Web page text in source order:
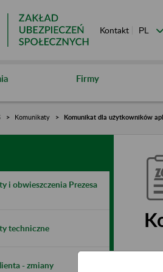
Kontakt
Firmy
Komunikaty Komunikat dla użytkowników
i obwieszczenia Prezesa
techniczne
- zmiany